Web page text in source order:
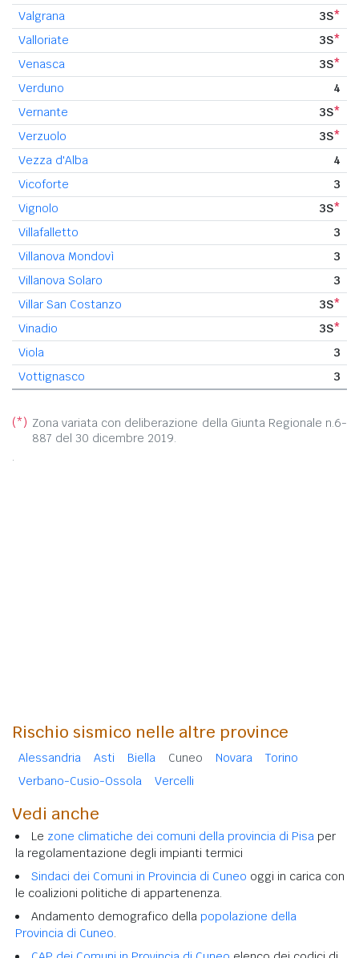
Valgrana
3S*
Valloriate
3S*
Venasca
3S*
Verduno
4
Vernante
3S*
Verzuolo
3S*
Vezza d'Alba
4
Vicoforte
3
Vignolo
3S*
Villafalletto
3
Villanova Mondovì
3
Villanova Solaro
3
Villar San Costanzo
3S*
Vinadio
3S*
Viola
3
Vottignasco
3
(*) Zona variata con deliberazione della Giunta Regionale n.6-
887 del 30 dicembre 2019.
.
Rischio sismico nelle altre province
Alessandria Asti Biella Cuneo Novara
Torino
Verbano-Cusio-Ossola
Vercelli
Vedi anche
Le zone climatiche dei comuni della provincia di Pisa per
la regolamentazione degli impianti termici
Sindaci dei Comuni in Provincia di Cuneo oggi in carica con
le coalizioni politiche di appartenenza.
Andamento demografico della popolazione della
Provincia di Cuneo.